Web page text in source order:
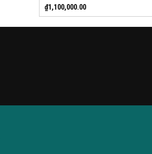
₫1,100,000.00